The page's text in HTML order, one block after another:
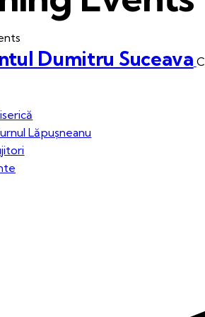
Dumitru Suceava
Lăpușneanu